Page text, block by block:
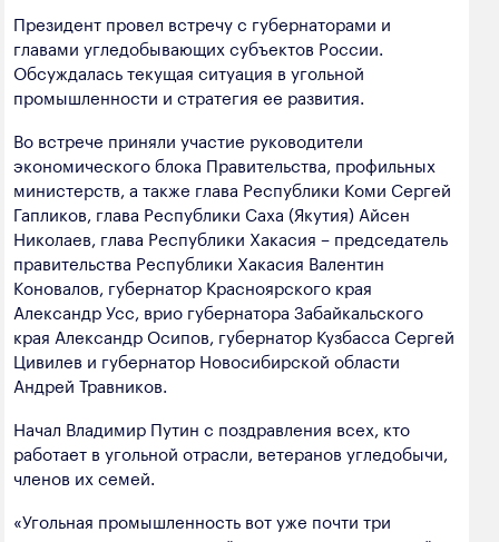
Машиностроение
Промышленность строительных материалов
Добыча общераспространенных
полезных ископаемых
Лёгкая промышленность
Лесная промышленность
Пищевая промышленность
650000, г. Кемерово, пр. Советский, 63
+7 (3842) 58-78-61
dprom@ako.ru
Создание сайта — Мэйк
Президент провел встречу с губернаторами и
главами угледобывающих субъектов России.
Обсуждалась текущая ситуация в угольной
промышленности и стратегия ее развития.
Во встрече приняли участие руководители
экономического блока Правительства, профильных
министерств, а также глава Республики Коми Сергей
Гапликов, глава Республики Саха (Якутия) Айсен
Николаев, глава Республики Хакасия – председатель
правительства Республики Хакасия Валентин
Коновалов, губернатор Красноярского края
Александр Усс, врио губернатора Забайкальского
края Александр Осипов, губернатор Кузбасса Сергей
Цивилев и губернатор Новосибирской области
Андрей Травников.
Начал Владимир Путин с поздравления всех, кто
работает в угольной отрасли, ветеранов угледобычи,
членов их семей.
«Угольная промышленность вот уже почти три